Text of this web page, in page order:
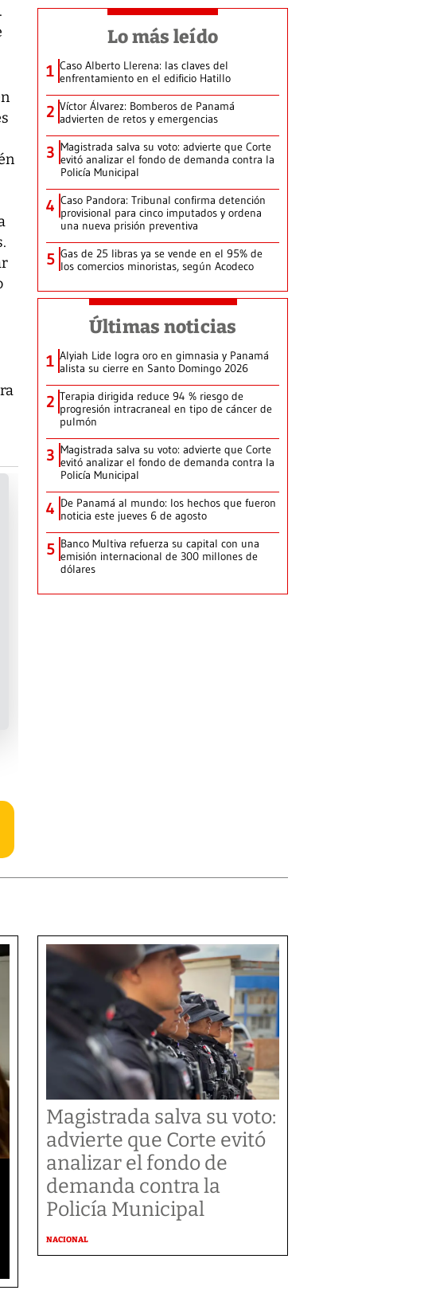
Lo más leído
1 Caso Alberto Llerena: las claves del
enfrentamiento en el edificio Hatillo
2 Víctor Álvarez: Bomberos de Panamá
advierten de retos y emergencias
3 Magistrada salva su voto: advierte que Corte
evitó analizar el fondo de demanda contra la
Policía Municipal
4 Caso Pandora: Tribunal confirma detención
provisional para cinco imputados y ordena
una nueva prisión preventiva
5 Gas de 25 libras ya se vende en el 95% de
los comercios minoristas, según Acodeco
Últimas noticias
1 Alyiah Lide logra oro en gimnasia y Panamá
alista su cierre en Santo Domingo 2026
2 Terapia dirigida reduce 94 % riesgo de
progresión intracraneal en tipo de cáncer de
pulmón
3 Magistrada salva su voto: advierte que Corte
evitó analizar el fondo de demanda contra la
Policía Municipal
4 De Panamá al mundo: los hechos que fueron
noticia este jueves 6 de agosto
5 Banco Multiva refuerza su capital con una
emisión internacional de 300 millones de
dólares
Magistrada salva su voto:
advierte que Corte evitó
analizar el fondo de
demanda contra la
Policía Municipal
NACIONAL